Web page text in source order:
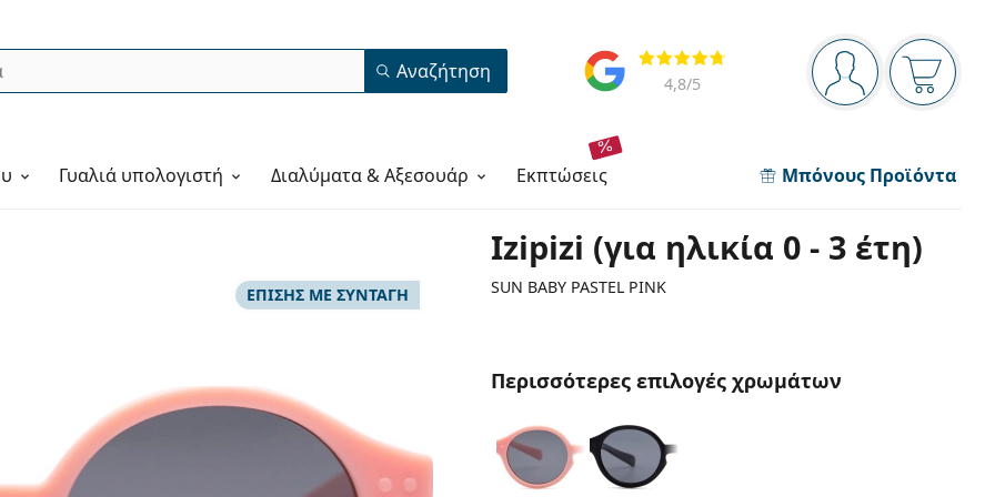
Πίνακας πλοήγησης
Είστε
Το
Αξιολογήσεις
4,8/5
Αναζήτηση
Γυαλιά υπολογιστή Διαλύματα & Αξεσουάρ εκπτώσεις Μπόνους Προϊόντα
Izipizi (για ηλικία 0 - 3 έτη)
SUN BABY PASTEL PINK
ΕΠΊΣΗΣ ΜΕ ΣΥΝΤΑΓΉ
Περισσότερες επιλογές χρωμάτων